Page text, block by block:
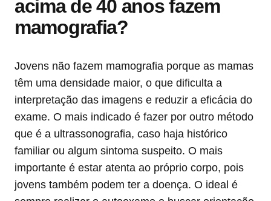
acima de 40 anos fazem
mamografia?
Jovens não fazem mamografia porque as mamas
têm uma densidade maior, o que dificulta a
interpretação das imagens e reduzir a eficácia do
exame. O mais indicado é fazer por outro método
que é a ultrassonografia, caso haja histórico
familiar ou algum sintoma suspeito. O mais
importante é estar atenta ao próprio corpo, pois
jovens também podem ter a doença. O ideal é